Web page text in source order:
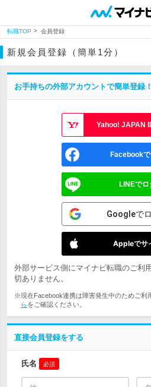
転職TOP 会員登録
新規会員登録（簡単1分）
お手持ちの外部アカウントで簡単登録！
Yahoo! JAPAN
Facebook
LINEで
Googleで
Appleでサ
外部サービス側にマイナビ転職のご利
切ありません。
※現在Facebook連携は障害発生中のためご利
らをご確認ください。
直接会員登録をする
氏名 必須